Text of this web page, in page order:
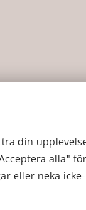
din
alla"
eller neka